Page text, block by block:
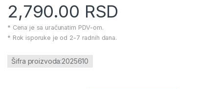
2,790.00 RSD
* Cena je sa uračunatim PDV-om.
* Rok isporuke je od 2-7 radnih dana.
Šifra proizvoda:2025610